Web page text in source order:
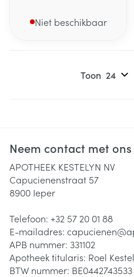
Niet beschikbaar
Toon
Neem contact met
APOTHEEK KESTELYN NV
Capucienenstraat 57
8900 Ieper
Telefoon: +32 57 20 01 88
E-mailadres: capucienen@
APB nummer: 331102
Apotheek titularis: Roel
BTW nummer: BE0442743533